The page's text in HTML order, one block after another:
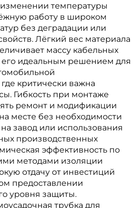
температуры
работу в широком
без деградации или
Лёгкий вес материала
массу кабельных
его идеальным решением для
критически важна
Гибкость при монтаже
ремонт и модификации
месте без необходимости
завод или использования
производственных
эффективность по
методами изоляции
отдачу от инвестиций
предоставлении
уровня защиты.
трубка для